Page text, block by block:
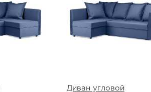
Диван угловой